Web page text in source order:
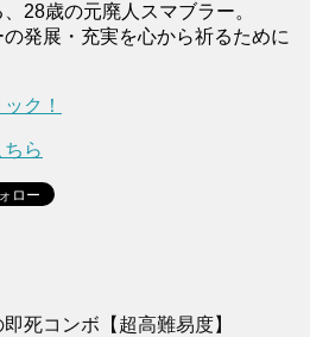
28歳の元廃人スマブラー。
発展・充実を心から祈るために
ク！
ら
死コンボ【超高難易度】